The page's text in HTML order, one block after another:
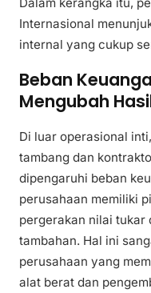
Internasional
internal yang cukup
Beban
Mengubah
Di luar operasional
tambang dan
dipengaruhi beban
perusahaan memiliki
pergerakan nilai tukar
tambahan. Hal ini
perusahaan yang
alat berat dan